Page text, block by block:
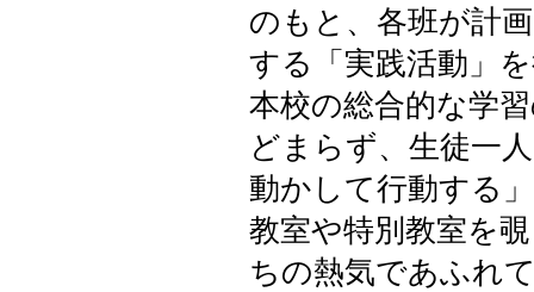
のもと、各班が計
する「実践活動」
本校の総合的な学
どまらず、生徒一
動かして行動する
教室や特別教室を
ちの熱気であふれ